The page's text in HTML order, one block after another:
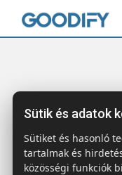
Főoldal Termékek
Sütik és adatok
Sütiket és hasonló
tartalmak és
közösségi funkciók